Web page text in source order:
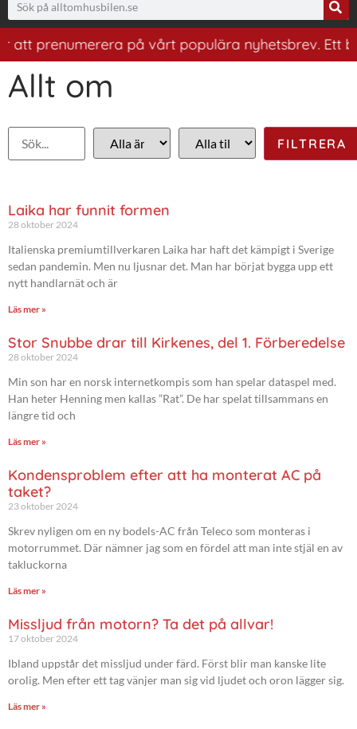
prenumerera på vårt populära nyhetsbrev. Ett bra
Allt om
Laika har funnit formen
28 oktober 2024
Italienska premiumtillverkaren Laika har haft det kämpigt i Sverige
sedan pandemin. Men nu ljusnar det. Man har börjat bygga upp ett
nytt handlarnät och är
Läs mer »
Stor Snubbe drar till Kirkenes, del 1. Förberedelse
28 oktober 2024
Min son har en norsk internetkompis som han spelar dataspel med.
Han heter Henning men kallas ”Rat”. De har spelat tillsammans en
längre tid och
Läs mer »
Kondensproblem efter att ha monterat AC på
taket?
23 oktober 2024
Skrev nyligen om en ny bodels-AC från Teleco som monteras i
motorrummet. Där nämner jag som en fördel att man inte stjäl en av
takluckorna
Läs mer »
Missljud från motorn? Ta det på allvar!
17 oktober 2024
Ibland uppstår det missljud under färd. Först blir man kanske lite
orolig. Men efter ett tag vänjer man sig vid ljudet och oron lägger sig.
Läs mer »